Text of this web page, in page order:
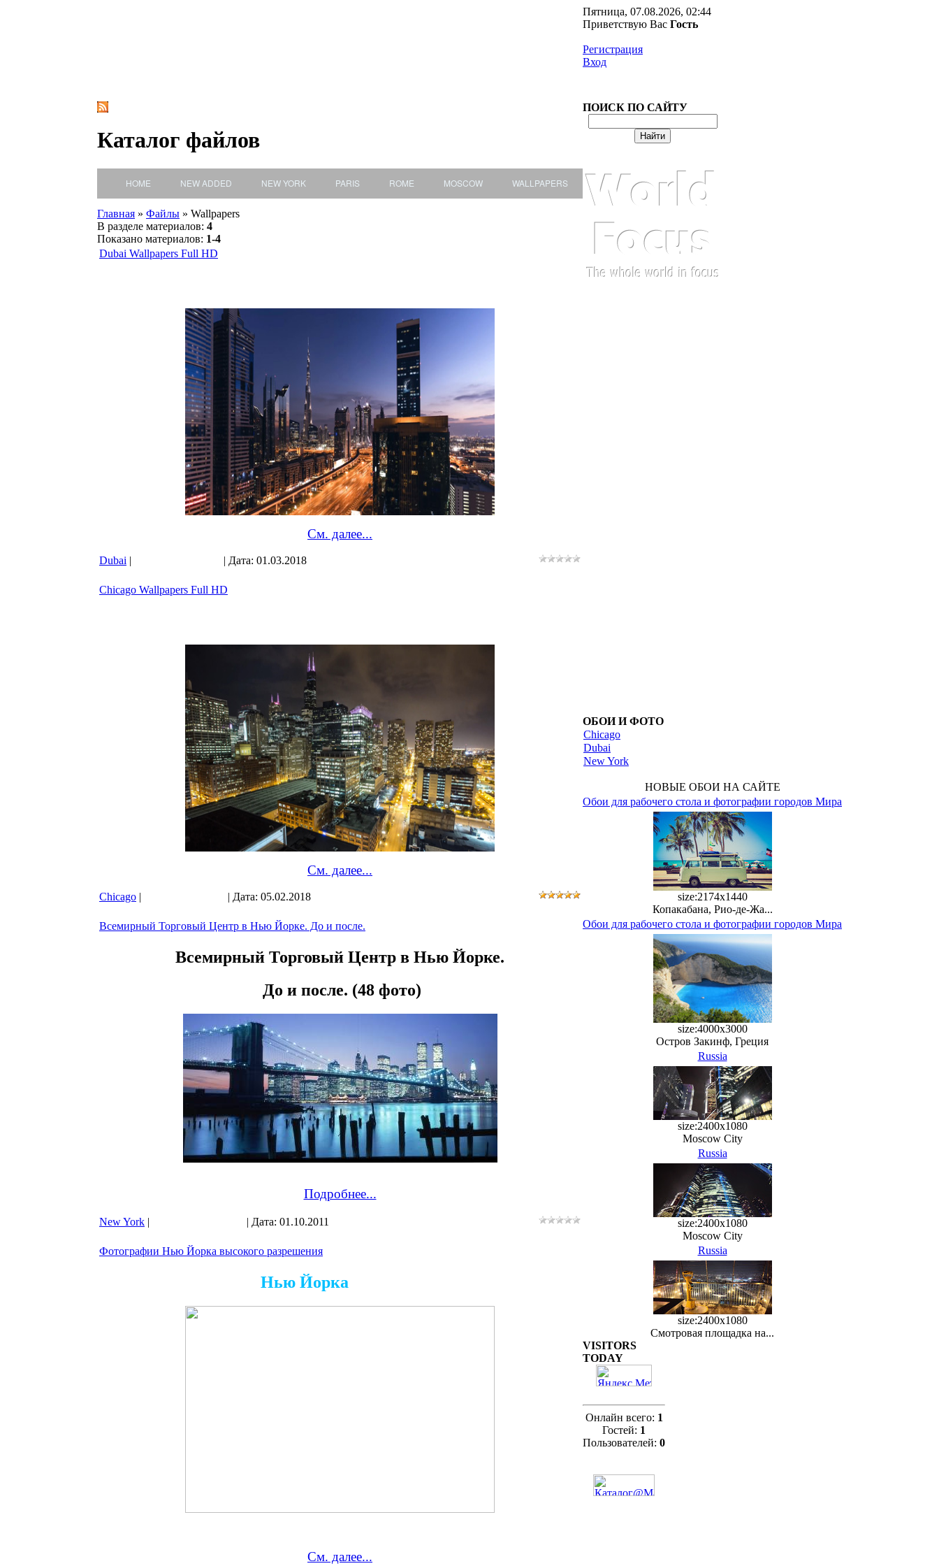
Пятница, 07.08.2026, 02:44
Приветствую Вас Гость
Регистрация
Вход
Каталог файлов
HOME NEW ADDED NEW YORK PARIS ROME MOSCOW WALLPAPERS
Главная » Файлы » Wallpapers
В разделе материалов: 4
Показано материалов: 1-4
Dubai Wallpapers Full HD
См. далее...
Dubai | | Дата: 01.03.2018
Chicago Wallpapers Full HD
См. далее...
Chicago | | Дата: 05.02.2018
Всемирный Торговый Центр в Нью Йорке. До и после.
Всемирный Торговый Центр в Нью Йорке.
До и после. (48 фото)
Подробнее...
New York | | Дата: 01.10.2011
Фотографии Нью Йорка высокого разрешения
Нью Йорка
См. далее...
ПОИСК ПО САЙТУ
ОБОИ И ФОТО
Chicago
Dubai
New York
НОВЫЕ ОБОИ НА САЙТЕ
Обои для рабочего стола и фотографии городов Мира
size:2174x1440
Копакабана, Рио-де-Жа...
Обои для рабочего стола и фотографии городов Мира
size:4000x3000
Остров Закинф, Греция
Russia
size:2400x1080
Moscow City
Russia
size:2400x1080
Moscow City
Russia
size:2400x1080
Смотровая площадка на...
VISITORS
TODAY
Онлайн всего: 1
Гостей: 1
Пользователей: 0